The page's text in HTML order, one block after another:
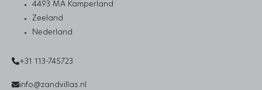
4493 MA Kamperland
Zeeland
Nederland
+31 113-745723
info@zandvillas.nl